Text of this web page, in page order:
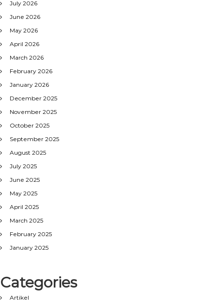
July 2026
June 2026
May 2026
April 2026
March 2026
February 2026
January 2026
December 2025
November 2025
October 2025
September 2025
August 2025
July 2025
June 2025
May 2025
April 2025
March 2025
February 2025
January 2025
Categories
Artikel